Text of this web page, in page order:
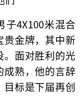
子4X100米混合
贵金牌，其中新
。面对胜利的光
熟，他的言辞
标是下届再创